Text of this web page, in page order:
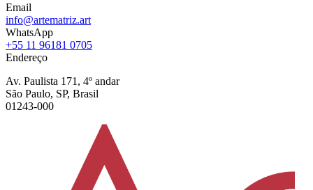
Email
info@artematriz.art
WhatsApp
+55 11 96181 0705
Endereço
Av. Paulista 171, 4º andar
São Paulo, SP, Brasil
01243-000